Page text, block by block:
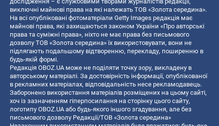
виключні майнові права на які належать ТОВ «Золота середина».
На всі опубліковані фотоматеріали Getty Images редакція має
майнові права, які захищаються законом України «Про авторські
права та суміжні права», ніхто не має права без письмового
дозволу ТОВ «Золота середина» їх використовувати, вони не
підлягають подальшому відтворенню, перекладу, поширенню в
будь-якій формі.
Редакція OBOZ.UA може не поділяти точку зору, викладену в
авторському матеріалі. За достовірність інформації, опублікованої
в рекламних матеріалах, відповідальність несе рекламодавець.
Заборонено використання матеріалів розміщених на цьому сайті,
хоч із зазначенням гіперпосилання на сторінку цього сайту,
логотипу OBOZ.UA або будь-якого іншого згадування, але без
письмового дозволу Редакції/ТОВ «Золота середина»